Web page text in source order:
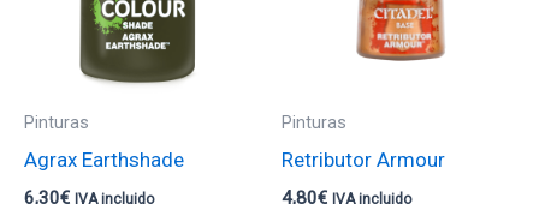
Pinturas
Agrax Earthshade
6,30€ IVA incluido
Pinturas
Retributor Armour
4,80€ IVA incluido